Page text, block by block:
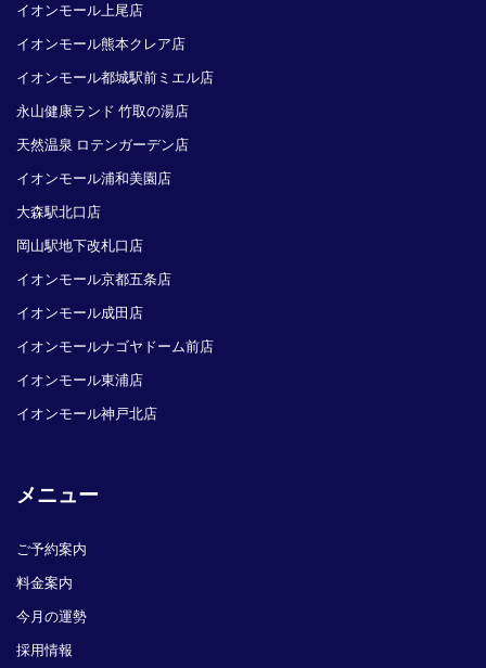
イオンモール上尾店
イオンモール熊本クレア店
イオンモール都城駅前ミエル店
永山健康ランド 竹取の湯店
天然温泉 ロテンガーデン店
イオンモール浦和美園店
大森駅北口店
岡山駅地下改札口店
イオンモール京都五条店
イオンモール成田店
イオンモールナゴヤドーム前店
イオンモール東浦店
イオンモール神戸北店
メニュー
ご予約案内
料金案内
今月の運勢
採用情報